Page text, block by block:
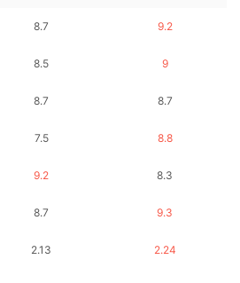
8.7
8.5
8.7
7.5
9.2
8.7
2.13
9.2
9
8.7
8.8
8.3
9.3
2.24